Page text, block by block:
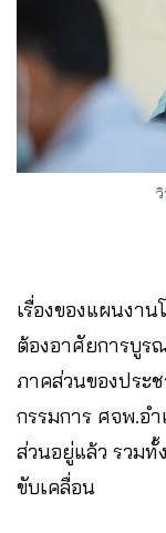
เรื่องของแผนงา
ต้องอาศัยการบูร
ภาคส่วนของประ
กรรมการ ศจพ.อ
ส่วนอยู่แล้ว รวมทั้
ขับเคลื่อน